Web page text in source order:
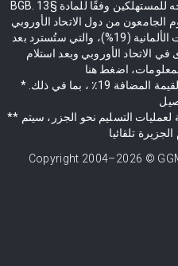
BGB. عرضنا غير موجه للمستهلكين وفقًا للمادة §13 BGB. يخضع للتغييرات
الجامعون من دول الاتحاد الأوروبي
أيضًا بدفع وديعة بقيمة ضريبة المبيعات الألمانية (19%)، والتي ستُسترد بعد
الاتحاد الأوروبي وبعد استلام
* جميع الأسعار بالإضافة إلى ضريبة القيمة المضافة 19٪ ، بما في ذلك.
** ينطبق فقط على النطاق البري. بالنسبة لعمليات التسليم نحو الجزر، سيتم
Copyright 2004–2026 ©